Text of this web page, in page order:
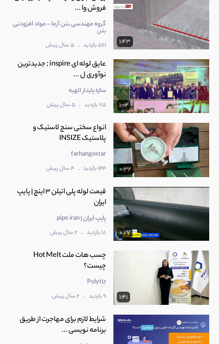
1:43
فروش وا ...
گروه مهندسی بتن آزما - مواد افزودنی
بتن
561 بازدید . 5 سال پیش
1:02
عایق لوله ای inspire ; جدیدترین
نوآوری ل ...
سازه پایدار الهیه
75 بازدید . 5 سال پیش
0:32
انواع سختی سنج لاستیک و
پلاستیک INSIZE
farhangostar
144 بازدید . 4 سال پیش
0:27
قیمت لوله پلی اتیلن 3 اینچ | پایپ
ایران
پایپ ایران | pipe iran
18 بازدید . 2 سال پیش
1:41
چسب هات ملت Hot Melt
چیست؟
Polytiz
9 بازدید . 2 سال پیش
شرایط لازم برای مهاجرت از طریق
برنامه نویسی ...